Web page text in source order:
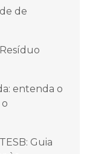
de
entenda o
Guia